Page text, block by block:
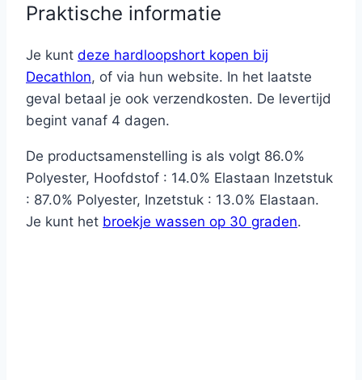
Praktische informatie
Je kunt deze hardloopshort kopen bij
Decathlon, of via hun website. In het laatste
geval betaal je ook verzendkosten. De levertijd
begint vanaf 4 dagen.
De productsamenstelling is als volgt 86.0%
Polyester, Hoofdstof : 14.0% Elastaan Inzetstuk
: 87.0% Polyester, Inzetstuk : 13.0% Elastaan.
Je kunt het broekje wassen op 30 graden.